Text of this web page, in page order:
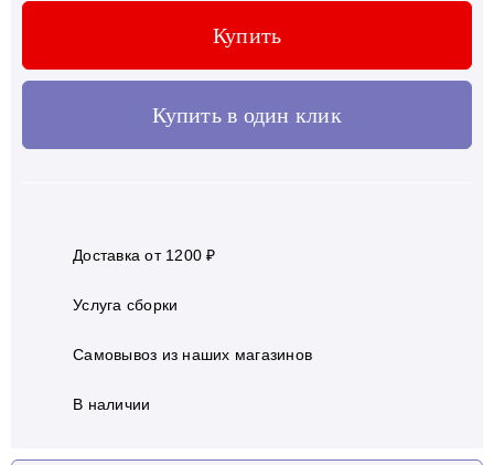
Купить
Купить в один клик
Доставка от 1200 ₽
Услуга сборки
Самовывоз из наших магазинов
В наличии